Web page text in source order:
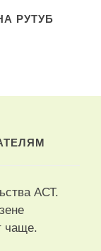
РУТУБ
АСТ.
чаще.